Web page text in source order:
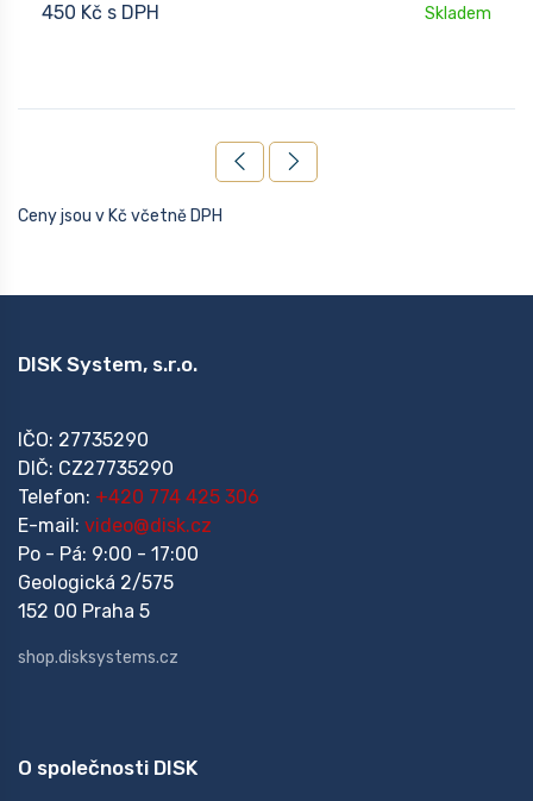
450 Kč s DPH Skladem
Ceny jsou v Kč včetně DPH
DISK System, s.r.o.
IČO: 27735290
DIČ: CZ27735290
Telefon: +420 774 425 306
E-mail: video@disk.cz
Po - Pá: 9:00 - 17:00
Geologická 2/575
152 00 Praha 5
shop.disksystems.cz
O společnosti DISK